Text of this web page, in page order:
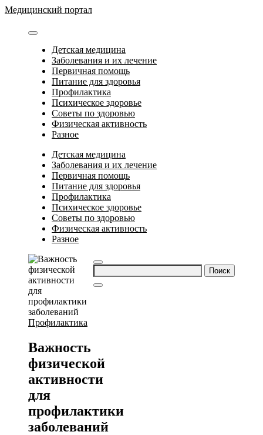
Перейти
содержимому
Медицинский портал
Детская медицина
Заболевания и их лечение
Первичная помощь
Питание для здоровья
Профилактика
Психическое здоровье
Советы по здоровью
Физическая активность
Разное
Детская медицина
Заболевания и их лечение
Первичная помощь
Питание для здоровья
Профилактика
Психическое здоровье
Советы по здоровью
Физическая активность
Разное
Найти:
Профилактика
Важность
физической
активности
для
профилактики
заболеваний